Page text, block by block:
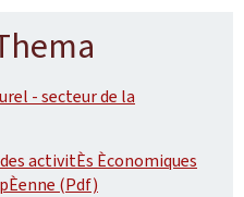
- secteur de la
activitÈs Èconomiques
(Pdf)